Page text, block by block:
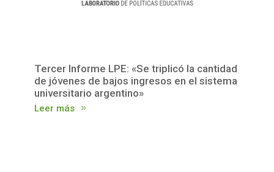
Tercer Informe LPE: «Se triplicó la cantidad
de jóvenes de bajos ingresos en el sistema
universitario argentino»
Leer más